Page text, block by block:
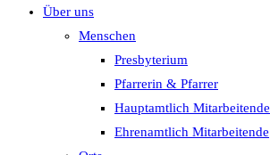
Über uns
Menschen
Presbyterium
Pfarrerin & Pfarrer
Hauptamtlich Mitarbeitende
Ehrenamtlich Mitarbeitende